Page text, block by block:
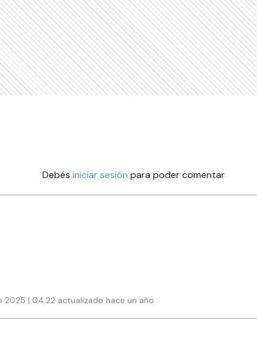
Debés iniciar sesión para poder comentar
2025 | 04:22 actualizado hace un año